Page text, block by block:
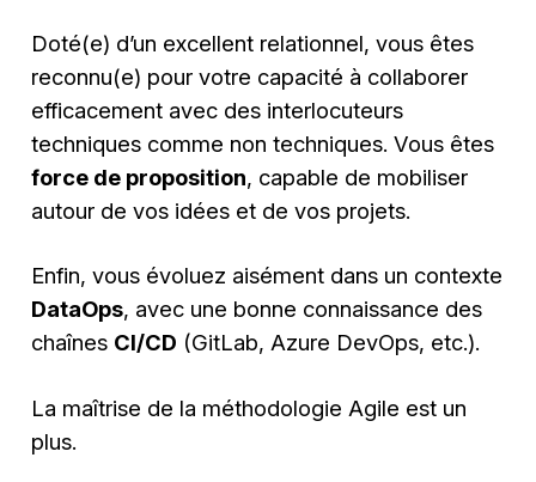
Doté(e) d’un excellent relationnel, vous êtes
reconnu(e) pour votre capacité à collaborer
efficacement avec des interlocuteurs
techniques comme non techniques. Vous êtes
force de proposition, capable de mobiliser
autour de vos idées et de vos projets.
Enfin, vous évoluez aisément dans un contexte
DataOps, avec une bonne connaissance des
chaînes CI/CD (GitLab, Azure DevOps, etc.).
La maîtrise de la méthodologie Agile est un
plus.